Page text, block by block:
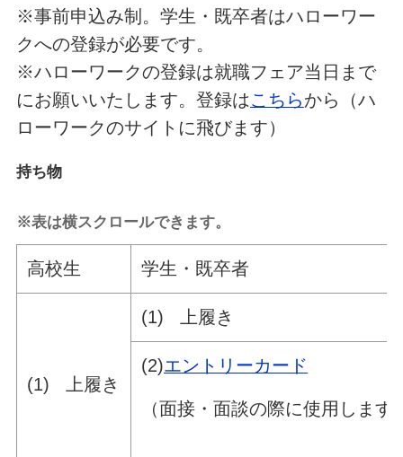
※事前申込み制。学生・既卒者はハローワー
クへの登録が必要です。
※ハローワークの登録は就職フェア当日まで
にお願いいたします。登録はこちらから（ハ
ローワークのサイトに飛びます）
持ち物
※表は横スクロールできます。
高校生 学生・既卒者
(1) 上履き
(1) 上履き
(2)エントリーカード
（面接・面談の際に使用します